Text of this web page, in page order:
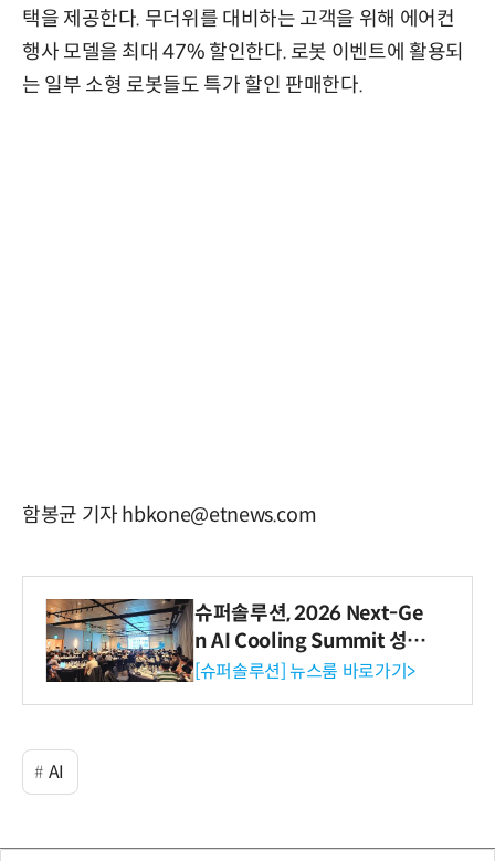
택을 제공한다. 무더위를 대비하는 고객을 위해 에어컨
행사 모델을 최대 47% 할인한다. 로봇 이벤트에 활용되
는 일부 소형 로봇들도 특가 할인 판매한다.
함봉균 기자 hbkone@etnews.com
슈퍼솔루션, 2026 Next-Ge
n AI Cooling Summit 성황
리 성료
[슈퍼솔루션] 뉴스룸 바로가기>
AI